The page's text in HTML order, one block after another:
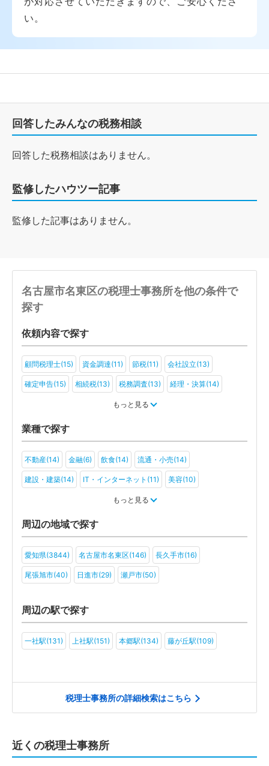
い。
回答したみんなの税務相談
回答した税務相談はありません。
監修したハウツー記事
監修した記事はありません。
名古屋市名東区の税理士事務所を他の条件で
探す
依頼内容で探す
顧問税理士(15) 資金調達(11) 節税(11) 会社設立(13)
確定申告(15) 相続税(13) 税務調査(13) 経理・決算(14)
もっと見る
業種で探す
不動産(14) 金融(6) 飲食(14) 流通・小売(14)
建設・建築(14) IT・インターネット(11) 美容(10)
教育(12) 医療・福祉(11)
旅行・ホテル(5) アミューズメント・レジャー(6)
社会福祉法人(3) 医療法人(6) 学校法人(2) 一般社団法人(3)
その他(5)
もっと見る
周辺の地域で探す
愛知県(3844) 名古屋市名東区(146) 長久手市(16)
尾張旭市(40) 日進市(29) 瀬戸市(50)
周辺の駅で探す
一社駅(131) 上社駅(151) 本郷駅(134) 藤が丘駅(109)
税理士事務所の詳細検索はこちら
近くの税理士事務所